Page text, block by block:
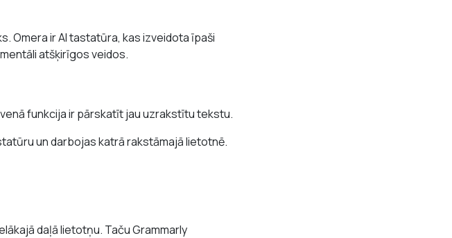
Omera ir AI tastatūra, kas izveidota īpaši
atšķirīgos veidos.
funkcija ir pārskatīt jau uzrakstītu tekstu.
un darbojas katrā rakstāmajā lietotnē.
daļā lietotņu. Taču Grammarly